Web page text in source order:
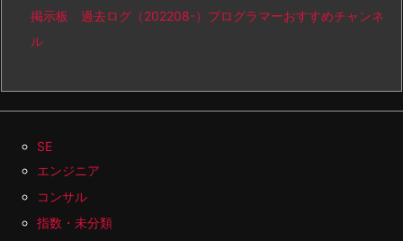
掲示板 過去ログ（202208-）プログラマーおすすめチャンネ
ル
SE
エンジニア
コンサル
指数・未分類